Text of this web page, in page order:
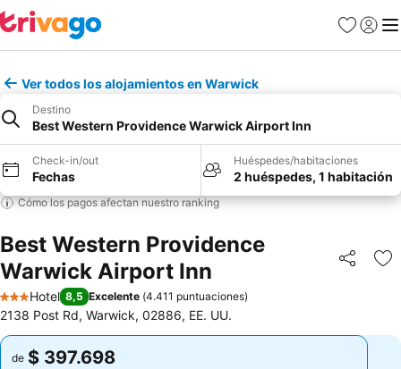
Favoritos
Iniciar
Ver todos los alojamientos en Warwick
Destino
Best Western Providence Warwick Airport Inn
Check-in/out
Fechas
Huéspedes/habitaciones
2 huéspedes, 1 habitación
Cómo los pagos afectan nuestro ranking
Best Western Providence
Warwick Airport Inn
Compartir
3 Estrellas
Hotel 8,5 Excelente (4.411 puntuaciones)
2138 Post Rd, Warwick, 02886, EE. UU.
de $ 397.698
de $ 397.698